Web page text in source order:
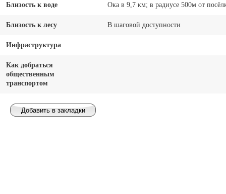
Близость к воде Ока в 9,7 км; в радиусе 500м от
Близость к лесу В шаговой доступности
Инфраструктура
Как добраться
общественным
транспортом